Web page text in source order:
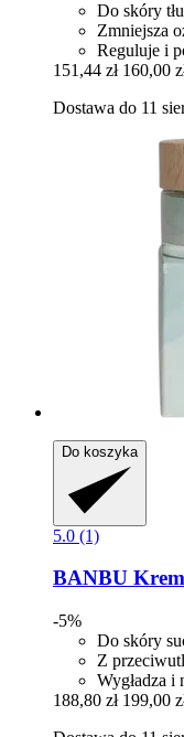
Do skóry
Zmniejsza
Reguluje i
151,44 zł 160,00
Dostawa do 11
Do koszyka
5.0 (1)
BANBU
-5%
Do skóry
Z
Wygładza i
188,80 zł 199,00